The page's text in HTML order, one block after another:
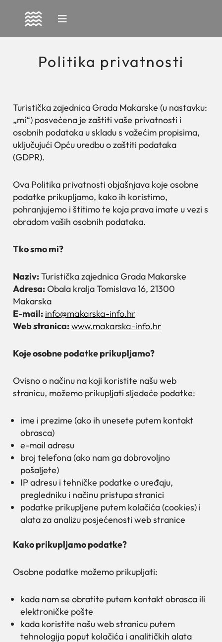
to
Politika privatnosti
Turistička zajednica Grada Makarske (u nastavku:
„mi“) posvećena je zaštiti vaše privatnosti i
osobnih podataka u skladu s važećim propisima,
uključujući Opću uredbu o zaštiti podataka
(GDPR).
Ova Politika privatnosti objašnjava koje osobne
podatke prikupljamo, kako ih koristimo,
pohranjujemo i štitimo te koja prava imate u vezi s
obradom vaših osobnih podataka.
Tko smo mi?
Naziv:Turistička zajednica Grada Makarske
Adresa:Obala kralja Tomislava 16, 21300
Makarska
E-mail: info@makarska-info.hr
Web stranica:www.makarska-info.hr
Koje osobne podatke prikupljamo?
Ovisno o načinu na koji koristite našu web
stranicu, možemo prikupljati sljedeće podatke:
ime i prezime (ako ih unesete putem kontakt
obrasca)
e-mail adresu
broj telefona (ako nam ga dobrovoljno
pošaljete)
IP adresu i tehničke podatke o uređaju,
pregledniku i načinu pristupa stranici
podatke prikupljene putem kolačića (cookies) i
alata za analizu posjećenosti web stranice
Kako prikupljamo podatke?
Osobne podatke možemo prikupljati:
kada nam se obratite putem kontakt obrasca ili
elektroničke pošte
kada koristite našu web stranicu putem
tehnologija poput kolačića i analitičkih alata